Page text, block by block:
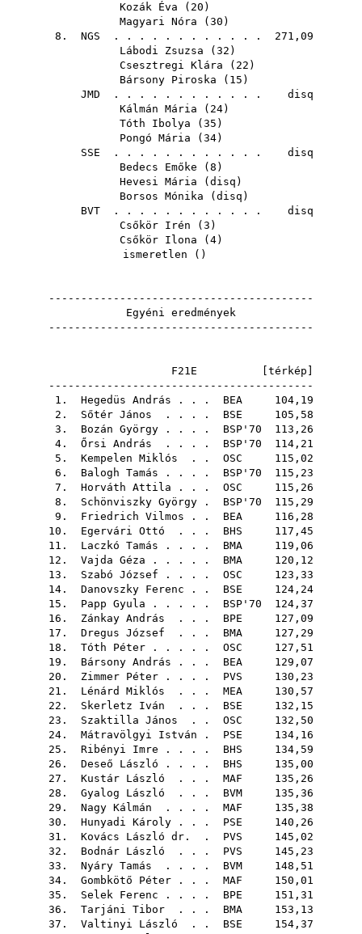
Kozák Éva ( 20 )
Magyari Nóra ( 30 )
8. NGS . . . . . . . . . . . . 271,09
Lábodi Zsuzsa ( 32 )
Csesztregi Klára ( 22 )
Bársony Piroska ( 15 )
JMD . . . . . . . . . . . . disq
Kálmán Mária ( 24)
Tóth Ibolya ( 35 )
Pongó Mária ( 34)
SSE . . . . . . . . . . . . disq
Bedecs Emőke ( 8 )
Hevesi Mária ( disq )
Borsos Mónika ( disq )
BVT . . . . . . . . . . . . disq
Csőkör Irén ( 3 )
Csőkör Ilona ( 4)
ismeretlen ()
-----------------------------------------
Egyéni eredmények
-----------------------------------------
F21E [ térkép
-----------------------------------------
1. Hegedüs András . . . BEA 104,19
2. Sőtér János . . . . BSE 105,58
3. Bozán György . . . . BSP'70 113,26
4. Őrsi András . . . . BSP'70 114,21
5. Kempelen Miklós . . OSC 115,02
6. Balogh Tamás . . . . BSP'70 115,23
7. Horváth Attila . . . OSC 115,26
8. Schönviszky György . BSP'70 115,29
9. Friedrich Vilmos . . BEA 116,28
10. Egervári Ottó . . . BHS 117,45
11. Laczkó Tamás . . . . BMA 119,06
12. Vajda Géza . . . . . BMA 120,12
13. Szabó József . . . . OSC 123,33
14. Danovszky Ferenc . . BSE 124,24
15. Papp Gyula . . . . . BSP'70 124,37
16. Zánkay András . . . BPE 127,09
17. Dregus József . . . BMA 127,29
18. Tóth Péter . . . . . OSC 127,51
19. Bársony András . . . BEA 129,07
20. Zimmer Péter . . . . PVS 130,23
21. Lénárd Miklós . . . MEA 130,57
22. Skerletz Iván . . . BSE 132,15
23. Szaktilla János . . OSC 132,50
24. Mátravölgyi István . PSE 134,16
25. Ribényi Imre . . . . BHS 134,59
26. Deseő László . . . . BHS 135,00
27. Kustár László . . . MAF 135,26
28. Gyalog László . . . BVM 135,36
29. Nagy Kálmán . . . . MAF 135,38
30. Hunyadi Károly . . . PSE 140,26
31. Kovács László dr. . PVS 145,02
32. Bodnár László . . . PVS 145,23
33. Nyáry Tamás . . . . BVM 148,51
34. Gombkötő Péter . . . MAF 150,01
35. Selek Ferenc . . . . BPE 151,31
36. Tarjáni Tibor . . . BMA 153,13
37. Valtinyi László . . BSE 154,37